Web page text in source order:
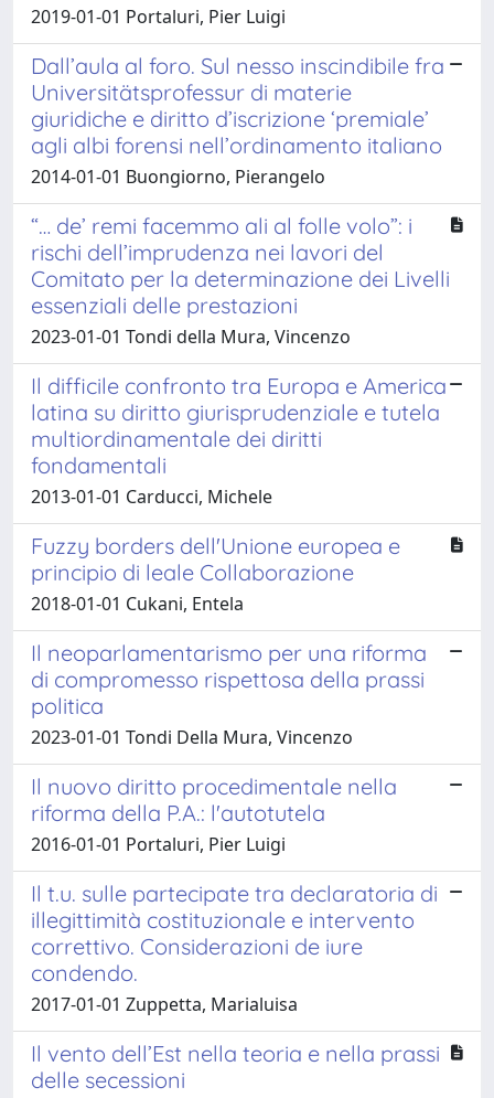
2019-01-01 Portaluri, Pier Luigi
Dall’aula al foro. Sul nesso inscindibile fra
Universitätsprofessur di materie
giuridiche e diritto d’iscrizione ‘premiale’
agli albi forensi nell’ordinamento italiano
2014-01-01 Buongiorno, Pierangelo
“… de’ remi facemmo ali al folle volo”: i
rischi dell’imprudenza nei lavori del
Comitato per la determinazione dei Livelli
essenziali delle prestazioni
2023-01-01 Tondi della Mura, Vincenzo
Il difficile confronto tra Europa e America
latina su diritto giurisprudenziale e tutela
multiordinamentale dei diritti
fondamentali
2013-01-01 Carducci, Michele
Fuzzy borders dell'Unione europea e
principio di leale Collaborazione
2018-01-01 Cukani, Entela
Il neoparlamentarismo per una riforma
di compromesso rispettosa della prassi
politica
2023-01-01 Tondi Della Mura, Vincenzo
Il nuovo diritto procedimentale nella
riforma della P.A.: l'autotutela
2016-01-01 Portaluri, Pier Luigi
Il t.u. sulle partecipate tra declaratoria di
illegittimità costituzionale e intervento
correttivo. Considerazioni de iure
condendo.
2017-01-01 Zuppetta, Marialuisa
Il vento dell’Est nella teoria e nella prassi
delle secessioni